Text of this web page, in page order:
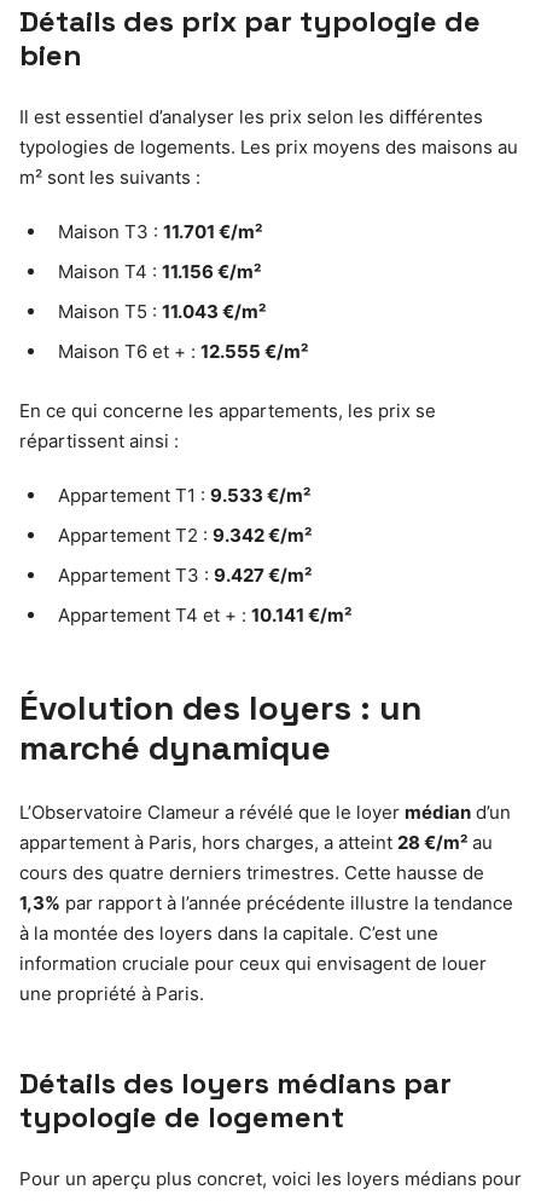
Détails des prix par typologie de
bien
Il est essentiel d’analyser les prix selon les différentes
typologies de logements. Les prix moyens des maisons au
m² sont les suivants :
Maison T3 : 11.701 €/m²
Maison T4 : 11.156 €/m²
Maison T5 : 11.043 €/m²
Maison T6 et + : 12.555 €/m²
En ce qui concerne les appartements, les prix se
répartissent ainsi :
Appartement T1 : 9.533 €/m²
Appartement T2 : 9.342 €/m²
Appartement T3 : 9.427 €/m²
Appartement T4 et + : 10.141 €/m²
Évolution des loyers : un
marché dynamique
L’Observatoire Clameur a révélé que le loyer médian d’un
appartement à Paris, hors charges, a atteint 28 €/m² au
cours des quatre derniers trimestres. Cette hausse de
1,3% par rapport à l’année précédente illustre la tendance
à la montée des loyers dans la capitale. C’est une
information cruciale pour ceux qui envisagent de louer
une propriété à Paris.
Détails des loyers médians par
typologie de logement
Pour un aperçu plus concret, voici les loyers médians pour